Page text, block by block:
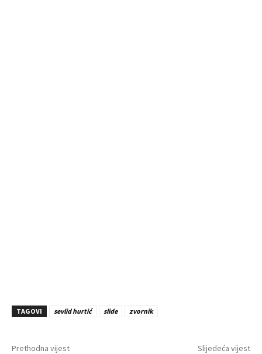
TAGOVI sevlid hurtić slide zvornik
Prethodna vijest Slijedeća vijest